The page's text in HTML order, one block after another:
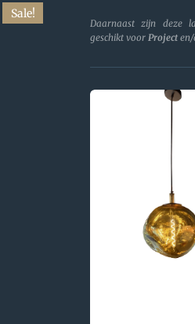
Sale!
Daarnaast zijn deze
geschikt voor Project